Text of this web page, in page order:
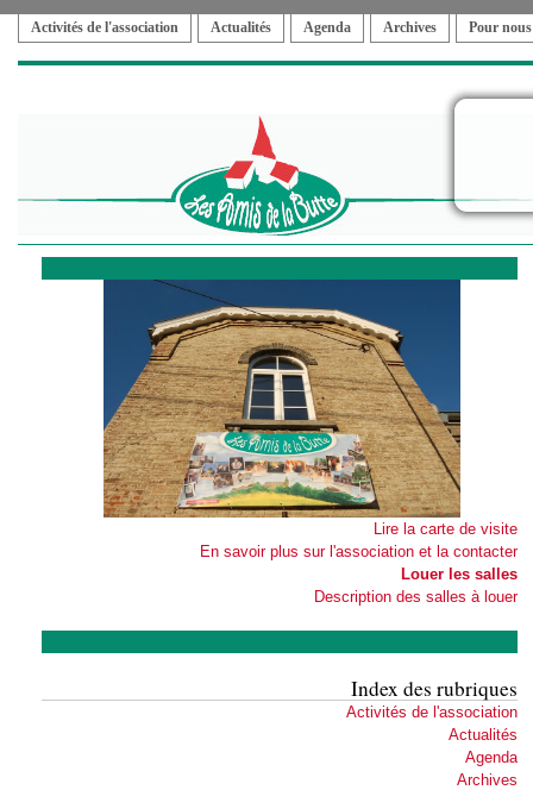
Activités de l'association Actualités Agenda Archives Pour
Lire la carte de visite
En savoir plus sur l'association et la contacter
Louer les salles
Description des salles à louer
Index des rubriques
Activités de l'association
Actualités
Agenda
Archives